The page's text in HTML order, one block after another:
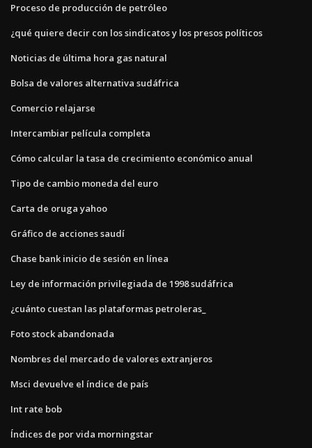
Proceso de producción de petróleo
¿qué quiere decir con los sindicatos y los presos políticos
Noticias de última hora gas natural
Bolsa de valores alternativa sudáfrica
Comercio relajarse
Intercambiar película completa
Cómo calcular la tasa de crecimiento económico anual
Tipo de cambio moneda del euro
Carta de oruga yahoo
Gráfico de acciones saudí
Chase bank inicio de sesión en línea
Ley de información privilegiada de 1998 sudáfrica
¿cuánto cuestan las plataformas petroleras_
Foto stock abandonada
Nombres del mercado de valores extranjeros
Msci devuelve el índice de país
Int rate bob
Índices de por vida morningstar